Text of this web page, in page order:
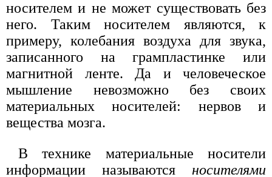
носителем и не может существовать без
него. Таким носителем являются, к
примеру, колебания воздуха для звука,
записанного на грампластинке или
магнитной ленте. Да и человеческое
мышление невозможно без своих
материальных носителей: нервов и
вещества мозга.
В технике материальные носители
информации называются носителями